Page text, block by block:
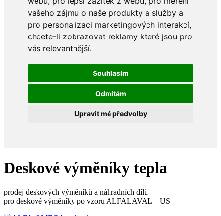
vašeho zájmu o naše produkty a služby a
pro personalizaci marketingových interakcí,
chcete-li zobrazovat reklamy které jsou pro
vás relevantnější.
Souhlasím
Odmítám
Upravit mé předvolby
Deskové výměníky tepla
prodej deskových výměníků a náhradních dílů
pro deskové výměníky po vzoru ALFALAVAL – US